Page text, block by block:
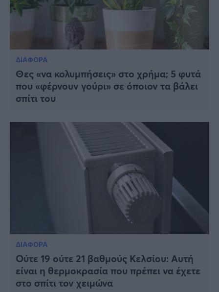
ΔΙΑΦΟΡΑ
Θες «να κολυμπήσεις» στο χρήμα; 5 φυτά
που «φέρνουν γούρι» σε όποιον τα βάλει
σπίτι του
ΔΙΑΦΟΡΑ
Ούτε 19 ούτε 21 βαθμούς Κελσίου: Αυτή
είναι η θερμοκρασία που πρέπει να έχετε
στο σπίτι τον χειμώνα